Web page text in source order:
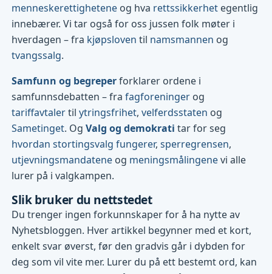
menneskerettighetene og hva rettssikkerhet egentlig
innebærer. Vi tar også for oss jussen folk møter i
hverdagen – fra kjøpsloven til namsmannen og
tvangssalg.
Samfunn og begreperforklarer ordene i
samfunnsdebatten – frafagforeninger og
tariffavtalertilytringsfrihet,velferdsstaten og
Sametinget. OgValg og demokrati tar for seg
hvordan stortingsvalg fungerer,sperregrensen,
utjevningsmandatene og meningsmålingenevi alle
lurer på i valgkampen.
Slik bruker du nettstedet
Du trenger ingen forkunnskaper for å ha nytte av
Nyhetsbloggen. Hver artikkel begynner med et kort,
enkelt svar øverst, før den gradvis går i dybden for
deg som vil vite mer. Lurer du på ett bestemt ord, kan